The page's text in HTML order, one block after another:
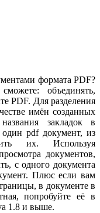
формата PDF?
объединять,
PDF. Для разделения
имён созданных
закладок в
pdf документ, из
их. Используя
документов,
с одного документа
Плюс если вам
в документе в
попробуйте её в
1.8 и выше.